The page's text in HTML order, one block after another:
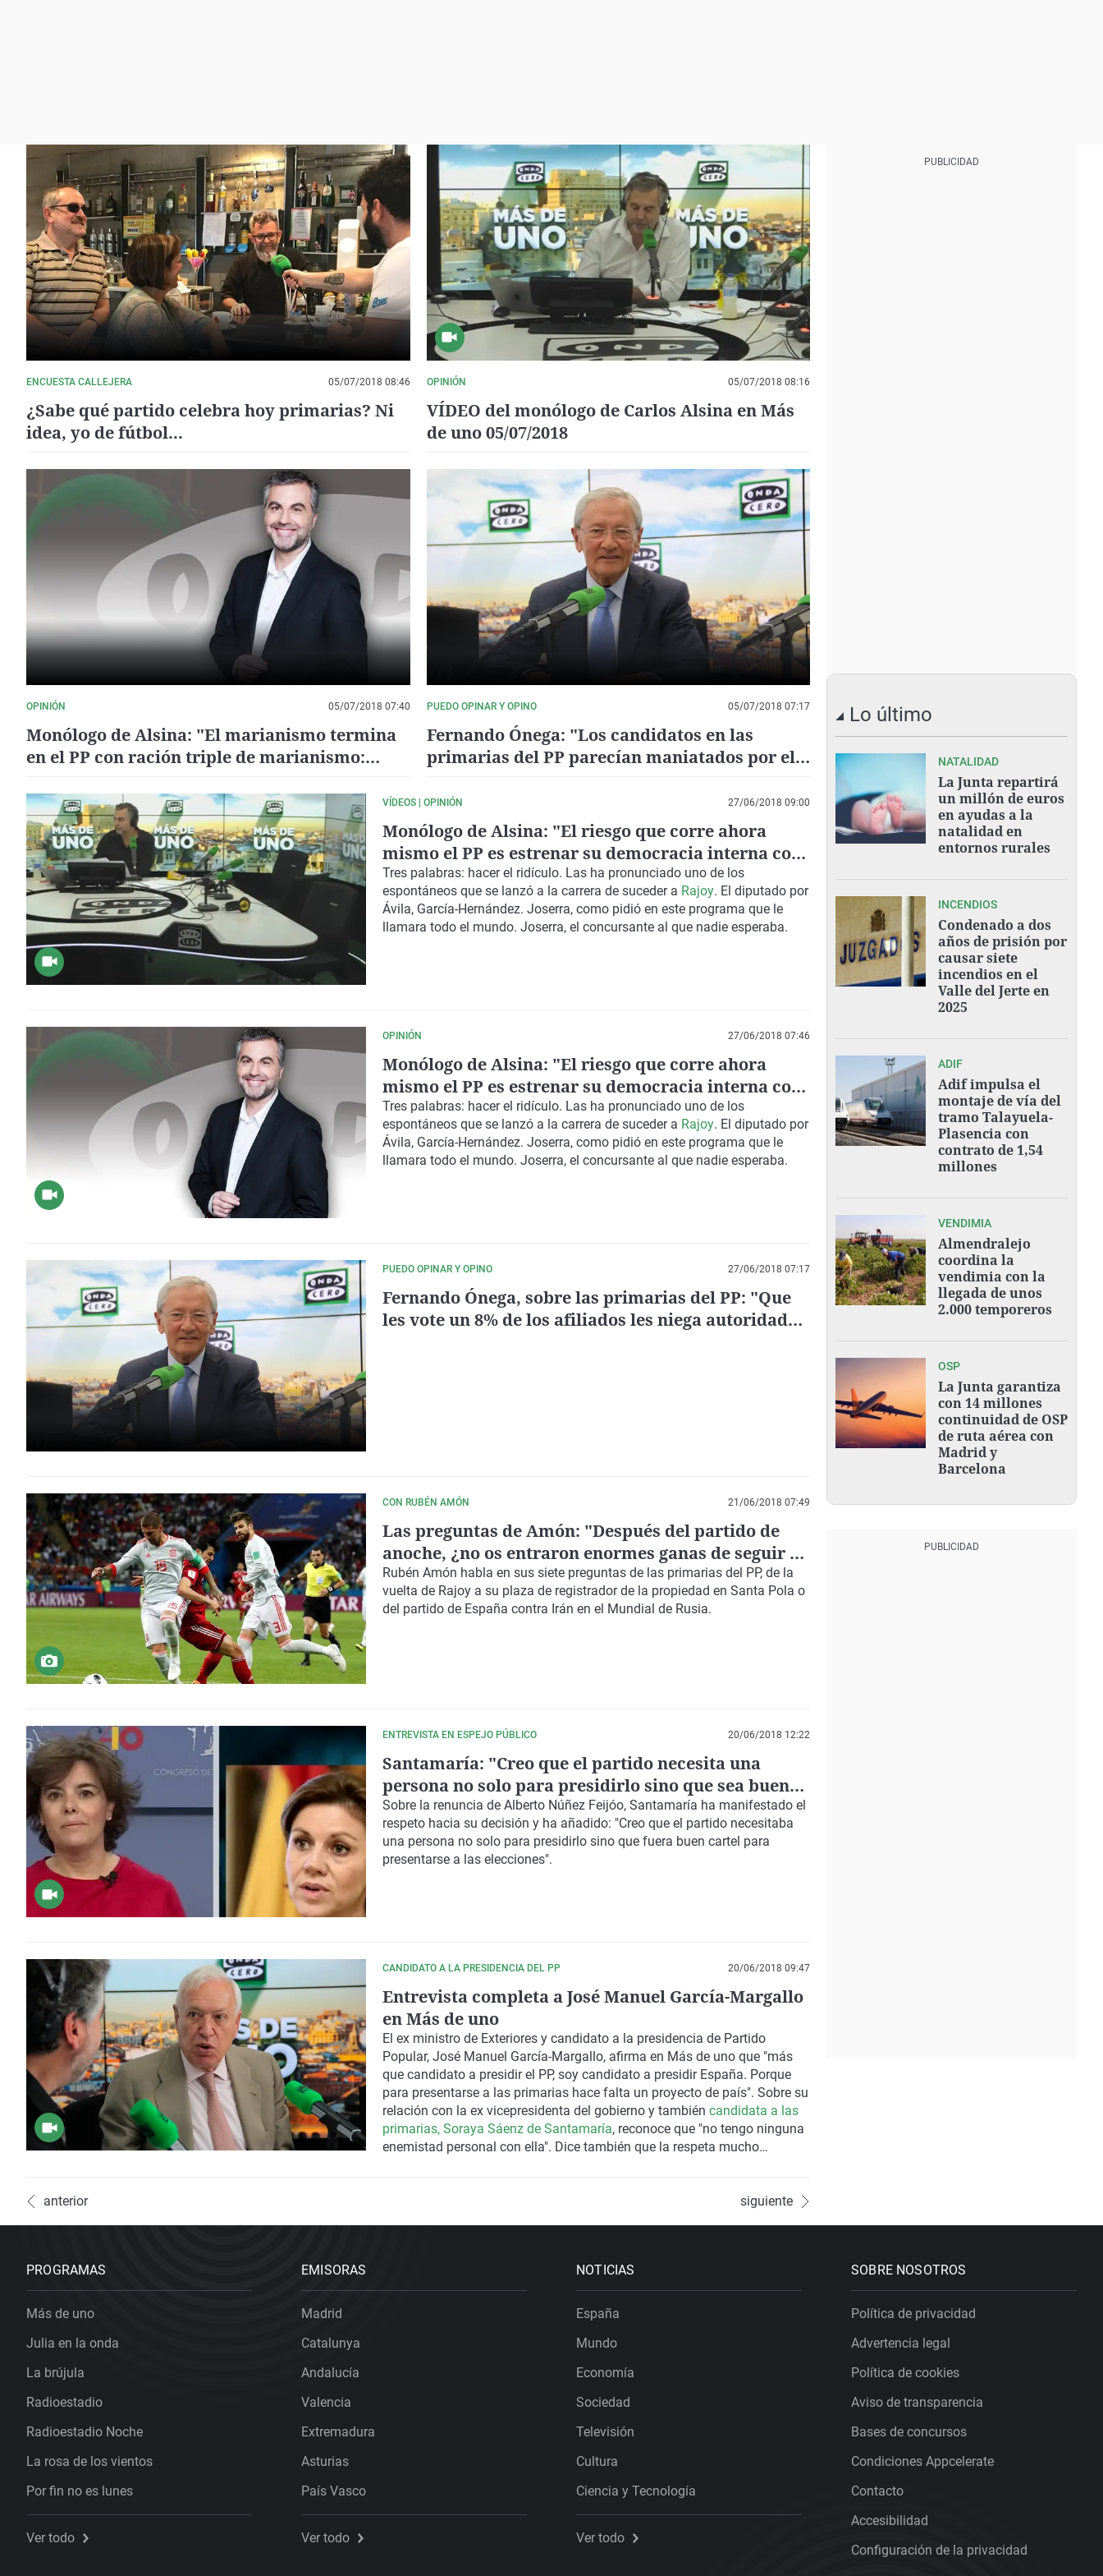
ENCUESTA CALLEJERA 05/07/2018 08:46
¿Sabe qué partido celebra hoy primarias? Ni
idea, yo de fútbol...
OPINIÓN 05/07/2018 08:16
VÍDEO del monólogo de Carlos Alsina en Más
de uno 05/07/2018
OPINIÓN 05/07/2018 07:40
Monólogo de Alsina: "El marianismo termina
en el PP con ración triple de marianismo:
PUEDO OPINAR Y OPINO 05/07/2018 07:17
Fernando Ónega: "Los candidatos en las
primarias del PP parecían maniatados por el
VÍDEOS | OPINIÓN 27/06/2018 09:00
Monólogo de Alsina: "El riesgo que corre ahora
mismo el PP es estrenar su democracia interna con
un mal parche"
Tres palabras: hacer el ridículo. Las ha pronunciado uno de los
espontáneos que se lanzó a la carrera de suceder a Rajoy. El diputado por
Ávila, García-Hernández. Joserra, como pidió en este programa que le
llamara todo el mundo. Joserra, el concursante al que nadie esperaba.
OPINIÓN 27/06/2018 07:46
Monólogo de Alsina: "El riesgo que corre ahora
mismo el PP es estrenar su democracia interna con
un mal parche"
Tres palabras: hacer el ridículo. Las ha pronunciado uno de los
espontáneos que se lanzó a la carrera de suceder a Rajoy. El diputado por
Ávila, García-Hernández. Joserra, como pidió en este programa que le
llamara todo el mundo. Joserra, el concursante al que nadie esperaba.
PUEDO OPINAR Y OPINO 27/06/2018 07:17
Fernando Ónega, sobre las primarias del PP: "Que
les vote un 8% de los afiliados les niega autoridad
CON RUBÉN AMÓN 21/06/2018 07:49
Las preguntas de Amón: "Después del partido de
anoche, ¿no os entraron enormes ganas de seguir de
cerca la liga iraní?"
Rubén Amón habla en sus siete preguntas de las primarias del PP, de la
vuelta de Rajoy a su plaza de registrador de la propiedad en Santa Pola o
del partido de España contra Irán en el Mundial de Rusia.
ENTREVISTA EN ESPEJO PÚBLICO 20/06/2018 12:22
Santamaría: "Creo que el partido necesita una
persona no solo para presidirlo sino que sea buen
cartel para las elecciones"
Sobre la renuncia de Alberto Núñez Feijóo, Santamaría ha manifestado el
respeto hacia su decisión y ha añadido: "Creo que el partido necesitaba
una persona no solo para presidirlo sino que fuera buen cartel para
presentarse a las elecciones".
CANDIDATO A LA PRESIDENCIA DEL PP 20/06/2018 09:47
Entrevista completa a José Manuel García-Margallo
en Más de uno
El ex ministro de Exteriores y candidato a la presidencia de Partido
Popular, José Manuel García-Margallo, afirma en Más de uno que "más
que candidato a presidir el PP, soy candidato a presidir España. Porque
para presentarse a las primarias hace falta un proyecto de país". Sobre su
relación con la ex vicepresidenta del gobierno y también candidata a las
primarias, Soraya Sáenz de Santamaría, reconoce que "no tengo ninguna
enemistad personal con ella". Dice también que la respeta mucho
anterior siguiente
Lo último
NATALIDAD
La Junta repartirá
un millón de euros
en ayudas a la
natalidad en
entornos rurales
INCENDIOS
Condenado a dos
años de prisión por
causar siete
incendios en el
Valle del Jerte en
2025
ADIF
Adif impulsa el
montaje de vía del
tramo Talayuela-
Plasencia con
contrato de 1,54
millones
VENDIMIA
Almendralejo
coordina la
vendimia con la
llegada de unos
2.000 temporeros
OSP
La Junta garantiza
con 14 millones
continuidad de OSP
de ruta aérea con
Madrid y
Barcelona
PROGRAMAS
Más de uno
Julia en la onda
La brújula
Radioestadio
Radioestadio Noche
La rosa de los vientos
Por fin no es lunes
Ver todo
EMISORAS
Madrid
Catalunya
Andalucía
Valencia
Extremadura
Asturias
País Vasco
Ver todo
NOTICIAS
España
Mundo
Economía
Sociedad
Televisión
Cultura
Ciencia y Tecnología
Ver todo
SOBRE NOSOTROS
Política de privacidad
Advertencia legal
Política de cookies
Aviso de transparencia
Bases de concursos
Condiciones Appcelerate
Contacto
Accesibilidad
Configuración de la privacidad